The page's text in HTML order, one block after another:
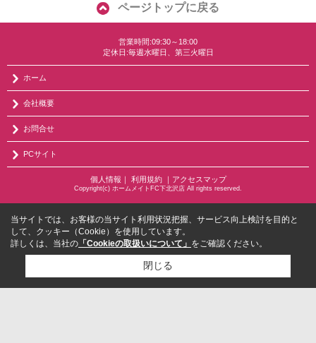
ページトップに戻る
営業時間:09:30～18:00
定休日:毎週水曜日、第三火曜日
ホーム
会社概要
お問合せ
PCサイト
個人情報 ｜ 利用規約｜ アクセスマップ
Copyright(c) ホームメイトFC下北沢店 All rights reserved.
当サイトでは、お客様の当サイト利用状況把握、サービス向上検討を目的と
して、クッキー（Cookie）を使用しています。
詳しくは、当社の 「Cookieの取扱いについて」 をご確認ください。
閉じる